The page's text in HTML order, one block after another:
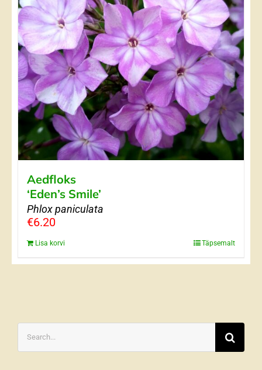
Aedfloks
‘Eden’s Smile’
Phlox paniculata
€6.20
Lisa korvi Täpsemalt
Search
for: